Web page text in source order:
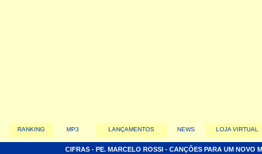
RANKING MP3 LANÇAMENTOS NEWS LOJA VIRTUAL
CIFRAS - PE. MARCELO ROSSI - CANÇÕES PARA UM NOVO